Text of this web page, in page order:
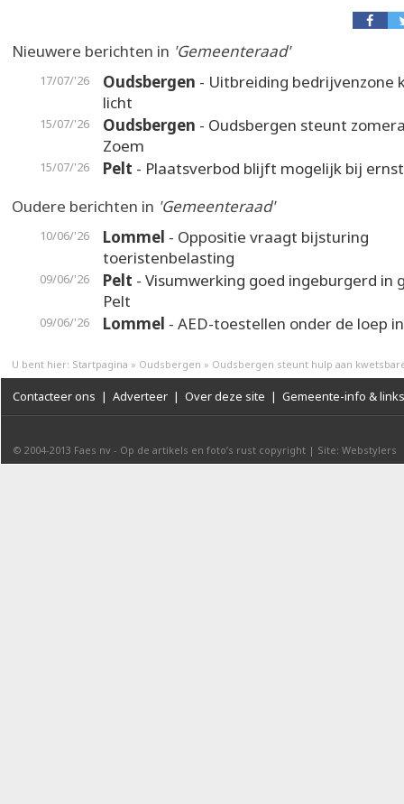
Nieuwere berichten in 'Gemeenteraad'
17/07/'26 Oudsbergen - Uitbreiding bedrijvenzone
licht
15/07/'26 Oudsbergen - Oudsbergen steunt
Zoem
15/07/'26 Pelt - Plaatsverbod blijft mogelijk bij
Oudere berichten in 'Gemeenteraad'
10/06/'26 Lommel - Oppositie vraagt bijsturing
toeristenbelasting
09/06/'26 Pelt - Visumwerking goed ingeburgerd in
Pelt
09/06/'26 Lommel - AED-toestellen onder de loep
U bent hier: Startpagina » Oudsbergen » Oudsbergen steunt hulp aan
Contacteer ons | Adverteer | Over deze site | Gemeente-info & links
© 2004-2013 Faes nv - Op de artikels en foto’s rust copyright | Site: Webstylers